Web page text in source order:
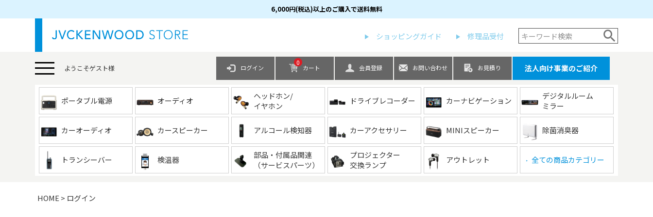
6,000円(税込)以上のご購入で送料無料
ショッピングガイド 修理品受付
検索
ようこそゲスト様 ログイン
0
カート 会員登録 お問い合わせ お見積り 法人向け事業のご紹介
ポータブル電源 オーディオ
ヘッドホン/
イヤホン
ドライブレコーダー カーナビゲーション
デジタルルーム
ミラー
カーオーディオ カースピーカー アルコール検知器 カーアクセサリー MINIスピーカー 除菌消臭器
トランシーバー 検温器
部品・付属品関連
（サービスパーツ）
プロジェクター
交換ランプ
アウトレット ▶ 全ての商品カテゴリー
HOME ログイン